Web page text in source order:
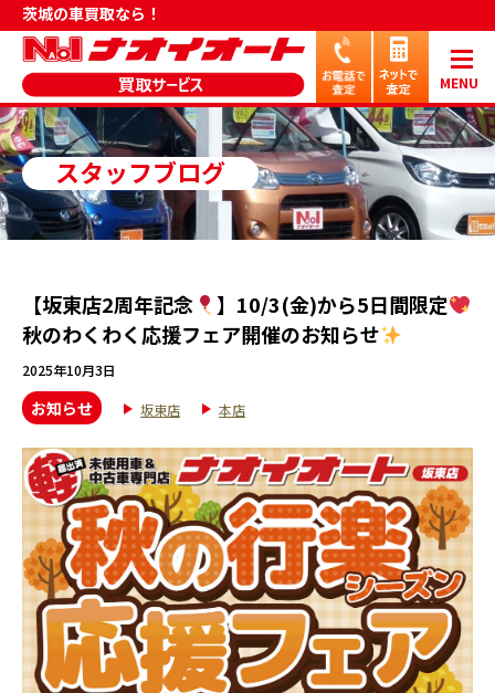
茨城の車買取なら！
MENU
スタッフブログ
【坂東店2周年記念
】10/3(金)から5日間限定
秋のわくわく応援フェア開催のお知らせ
2025年10月3日
お知らせ 坂東店 本店